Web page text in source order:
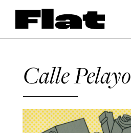
Calle Pelayo